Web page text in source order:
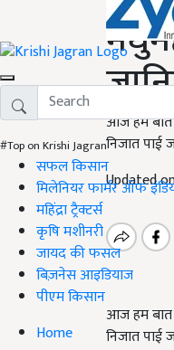
#Top on Krishi Jagran
सफल किसान
मिलेनियर फार्मर ऑफ
महिंद्रा ट्रैक्टर्स
कृषि मशीनरी
जायद की फसल
बिज़नेस आइडियाज
पीएम किसान
Home
आज हम बात
निजात पाई
Updated
आज हम बात
निजात पाई